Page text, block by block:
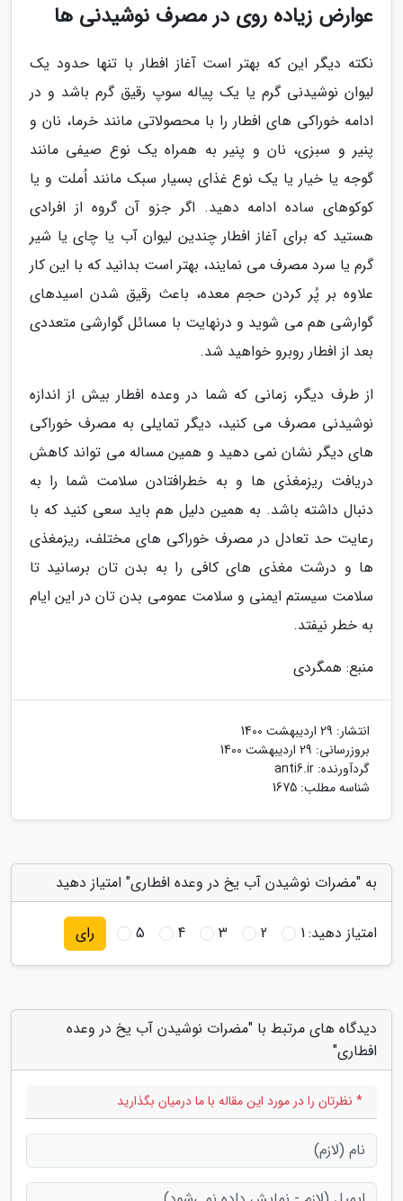
عوارض زیاده روی در مصرف نوشیدنی ها
نکته دیگر این که بهتر است آغاز افطار با تنها حدود یک
لیوان نوشیدنی گرم یا یک پیاله سوپ رقیق گرم باشد و در
ادامه خوراکی های افطار را با محصولاتی مانند خرما، نان و
پنیر و سبزی، نان و پنیر به همراه یک نوع صیفی مانند
گوجه یا خیار یا یک نوع غذای بسیار سبک مانند اُملت و یا
کوکوهای ساده ادامه دهید. اگر جزو آن گروه از افرادی
هستید که برای آغاز افطار چندین لیوان آب یا چای یا شیر
گرم یا سرد مصرف می نمایند، بهتر است بدانید که با این کار
علاوه بر پُر کردن حجم معده، باعث رقیق شدن اسیدهای
گوارشی هم می شوید و درنهایت با مسائل گوارشی متعددی
بعد از افطار روبرو خواهید شد.
از طرف دیگر، زمانی که شما در وعده افطار بیش از اندازه
نوشیدنی مصرف می کنید، دیگر تمایلی به مصرف خوراکی
های دیگر نشان نمی دهید و همین مساله می تواند کاهش
دریافت ریزمغذی ها و به خطرافتادن سلامت شما را به
دنبال داشته باشد. به همین دلیل هم باید سعی کنید که با
رعایت حد تعادل در مصرف خوراکی های مختلف، ریزمغذی
ها و درشت مغذی های کافی را به بدن تان برسانید تا
سلامت سیستم ایمنی و سلامت عمومی بدن تان در این ایام
به خطر نیفتد.
منبع: همگردی
انتشار: 29 اردیبهشت 1400
بروزرسانی: 29 اردیبهشت 1400
گردآورنده: anti6.ir
شناسه مطلب: 1675
به "مضرات نوشیدن آب یخ در وعده افطاری" امتیاز دهید
امتیاز دهید:1
2
3
4
5 رای
دیدگاه های مرتبط با "مضرات نوشیدن آب یخ در وعده
افطاری"
* نظرتان را در مورد این مقاله با ما درمیان بگذارید